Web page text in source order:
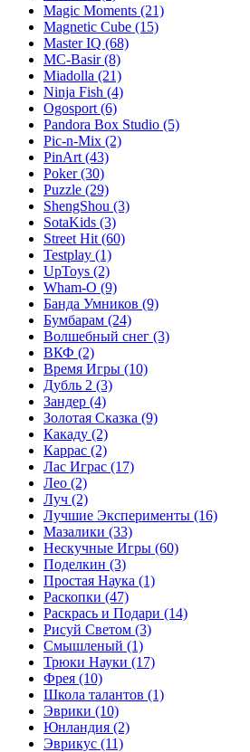
Magic Moments (21)
Magnetic Cube (15)
Master IQ (68)
MC-Basir(8)
Miadolla (21)
Ninja Fish (4)
Ogosport (6)
Pandora Box Studio (5)
Pic-n-Mix (2)
PinArt (43)
Poker(30)
Puzzle (29)
ShengShou (3)
SotaKids (3)
Street Hit (60)
Testplay (1)
UpToys (2)
Wham-O (9)
Банда Умников (9)
Бумбарам (24)
Волшебный снег (3)
ВКФ (2)
Время Игры (10)
Дубль 2 (3)
Зандер (4)
Золотая Сказка (9)
Какаду (2)
Каррас (2)
Лас Играс (17)
Лео (2)
Луч (2)
Лучшие Эксперименты (16)
Мазалики (33)
Нескучные Игры (60)
Поделкин (3)
Простая Наука (1)
Раскопки (47)
Раскрась и Подари (14)
Рисуй Светом (3)
Смышленый (1)
Трюки Науки (17)
Фрея (10)
Школа талантов (1)
Эврики (10)
Юнландия (2)
Эврикус (11)